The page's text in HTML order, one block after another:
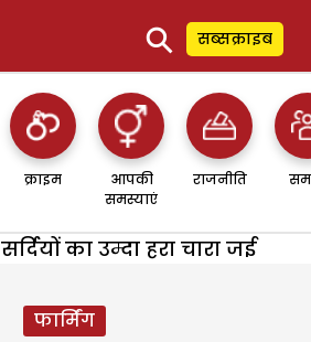
⚲ सब्सक्राइब
क्राइम
आपकी
समस्याएं
राजनीति
सर्दियों का उम्दा हरा चारा जई
फार्मिंग